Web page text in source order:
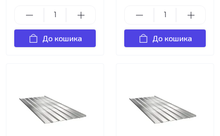
До кошика До кошика